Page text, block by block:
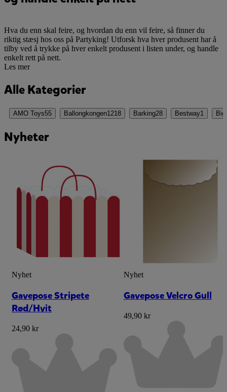
Hva du enn skal feire, og hvordan du enn vil feire, så finner du
riktig stæsj hos oss på Partyking! Utforsk hva hver produsent har å
tilby ved å trykke på hver enkelt produsent i listen under, og handle
enkelt rett på nett.
Les mer
Alle Kategorier
AMO Toys55 Ballongkongen1218 Barking28 Bestway1
Nyheter
Nyhet
Gavepose Stripete
Rød/Hvit
24,90 kr
Nyhet
Gavepose Velcro Gull
49,90 kr